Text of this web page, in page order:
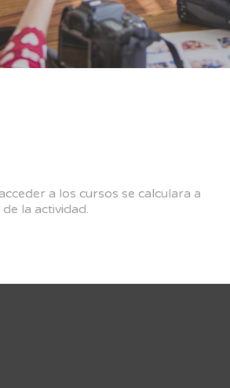
a los cursos se calculara a
la actividad.